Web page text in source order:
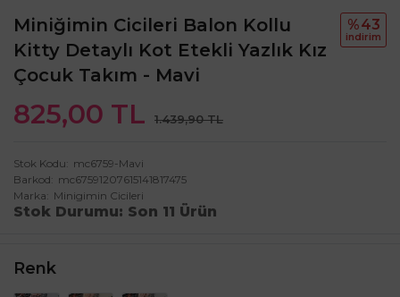
Miniğimin Cicileri Balon Kollu
Kitty Detaylı Kot Etekli Yazlık Kız
Çocuk Takım - Mavi
825,00 TL 1.439,90 TL
%43
i̇ndi̇ri̇m
Stok Kodu
mc6759-Mavi
Barkod
mc67591207615141817475
Marka
Minigimin Cicileri
Stok Durumu Son 11 Ürün
Renk